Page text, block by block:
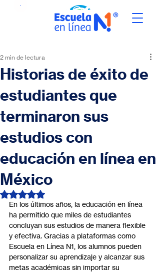
Historias de éxito de
estudiantes que
terminaron sus
estudios con
educación en línea en
México
2 min de lectura
Obtuvo NaN de 5 estrellas.
En los últimos años, la educación en línea
ha permitido que miles de estudiantes
concluyan sus estudios de manera flexible
y efectiva. Gracias a plataformas como
Escuela en Línea N1, los alumnos pueden
personalizar su aprendizaje y alcanzar sus
metas académicas sin importar su